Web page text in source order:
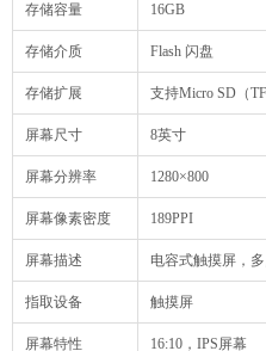
存储容量 16GB
存储介质 Flash 闪盘
存储扩展 支持Micro SD（
屏幕尺寸 8英寸
屏幕分辨率 1280×800
屏幕像素密度 189PPI
屏幕描述 电容式触摸屏，
指取设备 触摸屏
屏幕特性 16:10，IPS屏幕